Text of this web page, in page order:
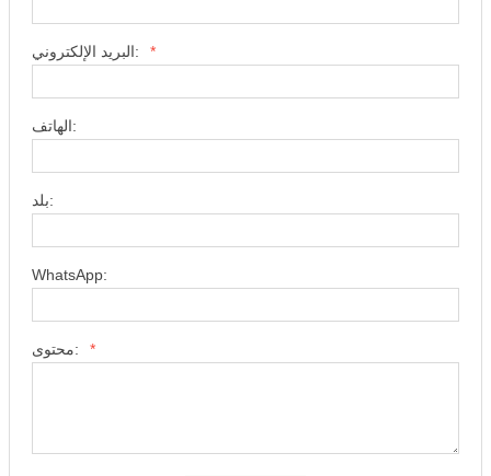
البريد الإلكتروني: *
الهاتف:
بلد:
WhatsApp:
محتوى: *